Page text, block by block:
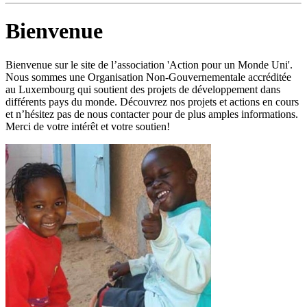
Bienvenue
Bienvenue sur le site de l’association 'Action pour un Monde Uni'.
Nous sommes une Organisation Non-Gouvernementale accréditée
au Luxembourg qui soutient des projets de développement dans
différents pays du monde. Découvrez nos projets et actions en cours
et n’hésitez pas de nous contacter pour de plus amples informations.
Merci de votre intérêt et votre soutien!